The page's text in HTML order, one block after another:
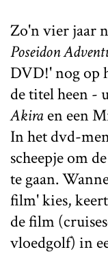
Zo'n vier jaar
Poseidon
DVD!' nog op
de titel heen -
Akiraen een
In het dvd-
scheepje om
te gaan.
film' kies,
de film
vloedgolf) in